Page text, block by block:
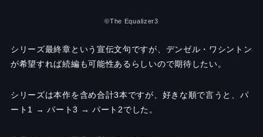
©︎The Equalizer3
シリーズ最終章という宣伝文句ですが、デンゼル・ワシントン
が希望すれば続編も可能性あるらしいので期待したい。
シリーズは本作を含め合計3本ですが、好きな順で言うと、パ
ート1 → パート3 → パート2でした。